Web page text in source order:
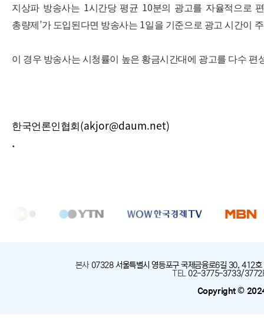
지상파 방송사는 1시간당 평균 10분의 광고를 자율적으로
총량제 ’가 도입된다면 방송사는 1일을 기준으로 광고 시간이
이 경우 방송사는 시청률이 높은 황금시간대에 광고를 다수 편
한국언론인협회 (akjor@daum.net)
.
본사 07328 서울특별시 영등포구 국제금융로6길 30, 412호
TEL
:02-3775-3733/3772
Copyright © 2024